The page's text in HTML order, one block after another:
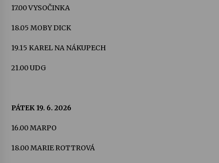
28. 7. 2026
17.00 VYSOČINKA
18.05 MOBY DICK
19.15 KAREL NA NÁKUPECH
21.00 UDG
PÁTEK 19. 6. 2026
16.00 MARPO
18.00 MARIE ROTTROVÁ